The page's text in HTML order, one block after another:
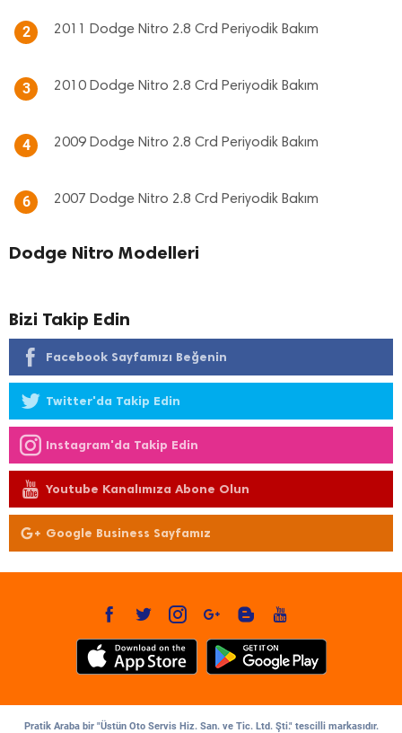
2 2011 Dodge Nitro 2.8 Crd Periyodik Bakım
3 2010 Dodge Nitro 2.8 Crd Periyodik Bakım
4 2009 Dodge Nitro 2.8 Crd Periyodik Bakım
6 2007 Dodge Nitro 2.8 Crd Periyodik Bakım
Dodge Nitro Modelleri
Bizi Takip Edin
Facebook Sayfamızı Beğenin
Twitter'da Takip Edin
Instagram'da Takip Edin
Youtube Kanalımıza Abone Olun
Google Business Sayfamız
Pratik Araba bir "Üstün Oto Servis Hiz. San. ve Tic. Ltd. Şti." tescilli markasıdır.